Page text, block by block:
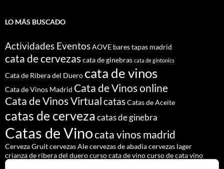
LO MÁS BUSCADO
Actividades EventosAOVE bares tapas madrid
cata de cervezascata de ginebras cata de gintonics
Cata de Ribera del Duero cata de vinos
Cata de Vinos Madrid Cata de Vinos online
Cata de Vinos VirtualcatasCatas de Aceite
catas de cervezacatas de ginebra
Catas de Vinocata vinos madrid
Cerveza Gruitcervezas Alecervezas de abadiacervezas lager
crianza de ribera del duerocurso cata de vinocurso de cata vino
Denominación de Origen Ribera del Duero